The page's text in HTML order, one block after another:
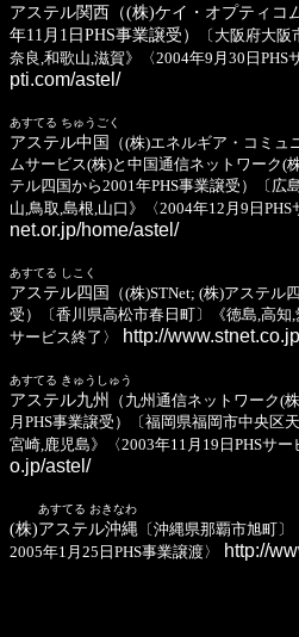
アステル関西（(株)ケイ・オプティコ
年11月1日PHS事業譲受）
〔大阪府大
奈良,和歌山,滋賀》〈2004年9月30日PHS
pti.com/astel/
あすてる ちゅうごく
アステル中国
（(株)エネルギア・コミ
ムサービス(株)と中国通信ネットワーク(株)が
テル四国から2001年PHS事業譲受）〔広
山,鳥取,島根,山口》〈2004年12月9日PHS
net.or.jp/home/astel/
あすてる しこく
アステル四国
（(株)STNet; (株)アステル
受）〔香川県高松市春日町〕《徳島,高知
サービス終了〉
http://
あすてる きゅうしゅう
アステル九州
（九州通信ネットワーク(
月PHS事業譲受）〔福岡県福岡市中央区
宮崎,鹿児島》〈2003年11月19日PHSサー
o.jp/astel/
あすてる おきなわ
(株)アステル沖縄 〔沖縄県那覇市旭町
2005年1月25日PHS事業譲渡〉
http://